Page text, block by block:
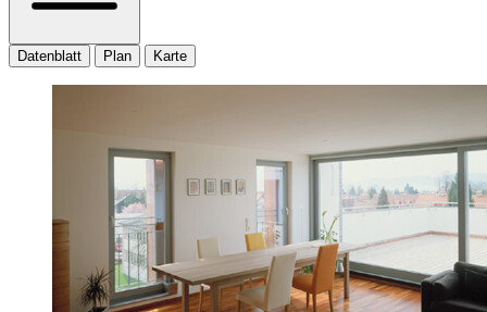
Datenblatt Plan Karte